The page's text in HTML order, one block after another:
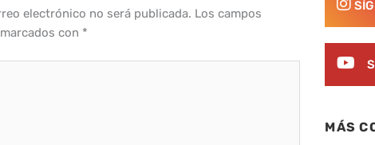
electrónico no será publicada. Los campos
con *
MÁS